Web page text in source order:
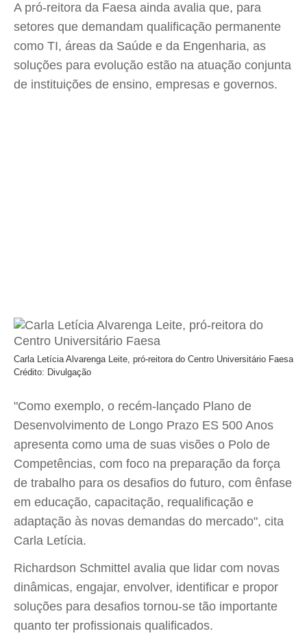
A pró-reitora da Faesa ainda avalia que, para
setores que demandam qualificação permanente
como TI, áreas da Saúde e da Engenharia, as
soluções para evolução estão na atuação conjunta
de instituições de ensino, empresas e governos.
Carla Letícia Alvarenga Leite, pró-reitora do Centro Universitário Faesa
Crédito: Divulgação
"Como exemplo, o recém-lançado Plano de
Desenvolvimento de Longo Prazo ES 500 Anos
apresenta como uma de suas visões o Polo de
Competências, com foco na preparação da força
de trabalho para os desafios do futuro, com ênfase
em educação, capacitação, requalificação e
adaptação às novas demandas do mercado", cita
Carla Letícia.
Richardson Schmittel avalia que lidar com novas
dinâmicas, engajar, envolver, identificar e propor
soluções para desafios tornou-se tão importante
quanto ter profissionais qualificados.